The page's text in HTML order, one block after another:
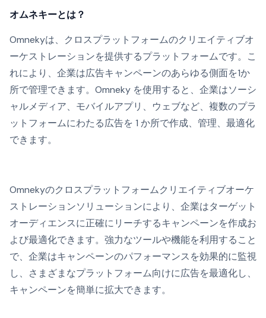
オムネキーとは？
Omnekyは、クロスプラットフォームのクリエイティブオ
ーケストレーションを提供するプラットフォームです。こ
れにより、企業は広告キャンペーンのあらゆる側面を1か
所で管理できます。Omneky を使用すると、企業はソーシ
ャルメディア、モバイルアプリ、ウェブなど、複数のプラ
ットフォームにわたる広告を 1 か所で作成、管理、最適化
できます。
Omnekyのクロスプラットフォームクリエイティブオーケ
ストレーションソリューションにより、企業はターゲット
オーディエンスに正確にリーチするキャンペーンを作成お
よび最適化できます。強力なツールや機能を利用すること
で、企業はキャンペーンのパフォーマンスを効果的に監視
し、さまざまなプラットフォーム向けに広告を最適化し、
キャンペーンを簡単に拡大できます。